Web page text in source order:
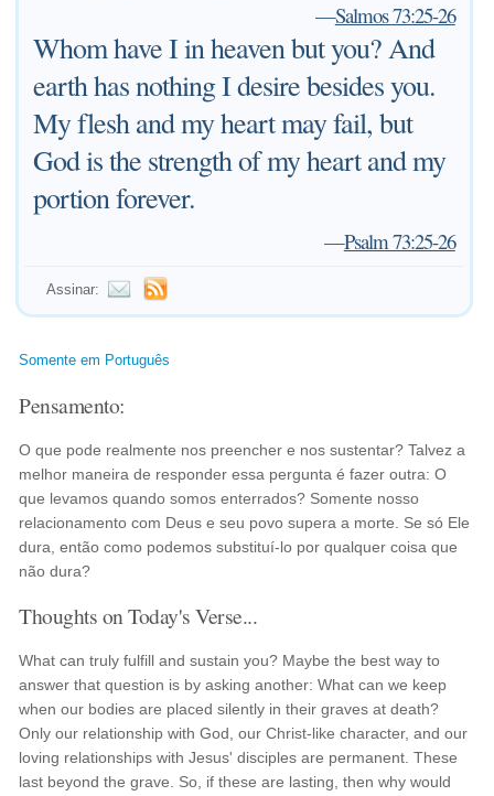
—Salmos 73:25-26
Whom have I in heaven but you? And
earth has nothing I desire besides you.
My flesh and my heart may fail, but
God is the strength of my heart and my
portion forever.
—Psalm 73:25-26
Assinar:
Somente em Português
Pensamento:
O que pode realmente nos preencher e nos sustentar? Talvez a
melhor maneira de responder essa pergunta é fazer outra: O
que levamos quando somos enterrados? Somente nosso
relacionamento com Deus e seu povo supera a morte. Se só Ele
dura, então como podemos substituí-lo por qualquer coisa que
não dura?
Thoughts on Today's Verse...
What can truly fulfill and sustain you? Maybe the best way to
answer that question is by asking another: What can we keep
when our bodies are placed silently in their graves at death?
Only our relationship with God, our Christ-like character, and our
loving relationships with Jesus' disciples are permanent. These
last beyond the grave. So, if these are lasting, then why would